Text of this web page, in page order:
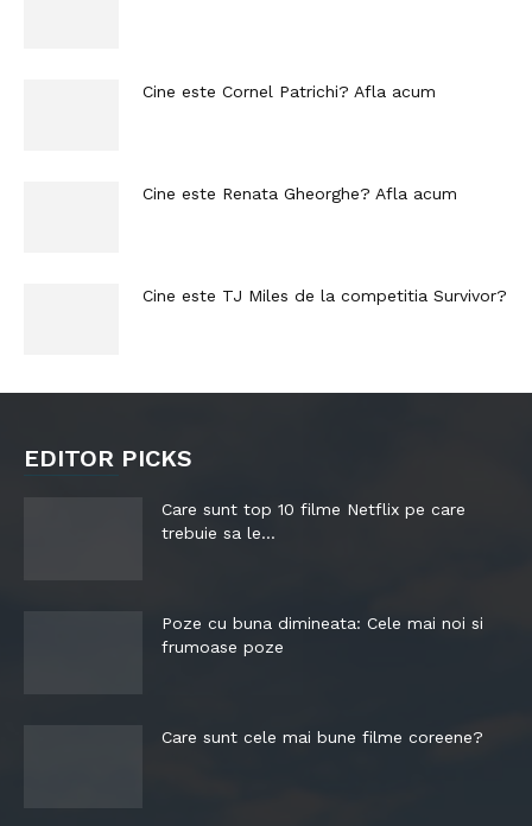
Cine este Cornel Patrichi? Afla acum
Cine este Renata Gheorghe? Afla acum
Cine este TJ Miles de la competitia Survivor?
EDITOR PICKS
Care sunt top 10 filme Netflix pe care
trebuie sa le...
Poze cu buna dimineata: Cele mai noi si
frumoase poze
Care sunt cele mai bune filme coreene?